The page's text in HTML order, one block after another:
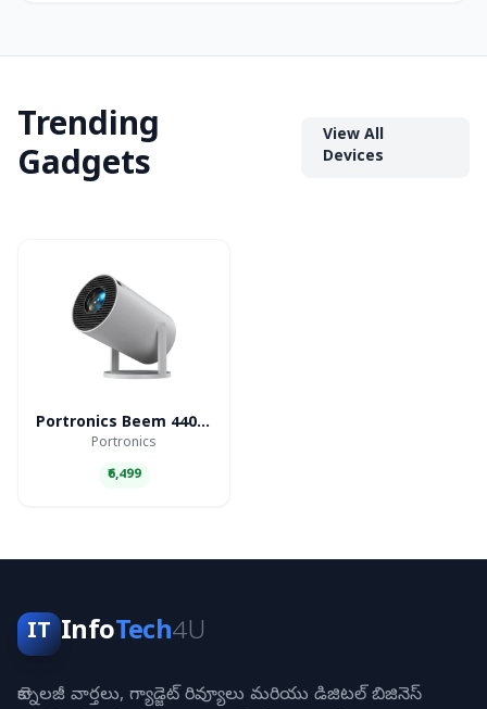
Trending
Gadgets
View All
Devices
Portronics Beem 440 Smart LED Projector
Portronics
₹6,499
IT InfoTech4U
టెక్నాలజీ వార్తలు, గ్యాడ్జెట్ రివ్యూలు మరియు డిజిటల్ బిజినెస్